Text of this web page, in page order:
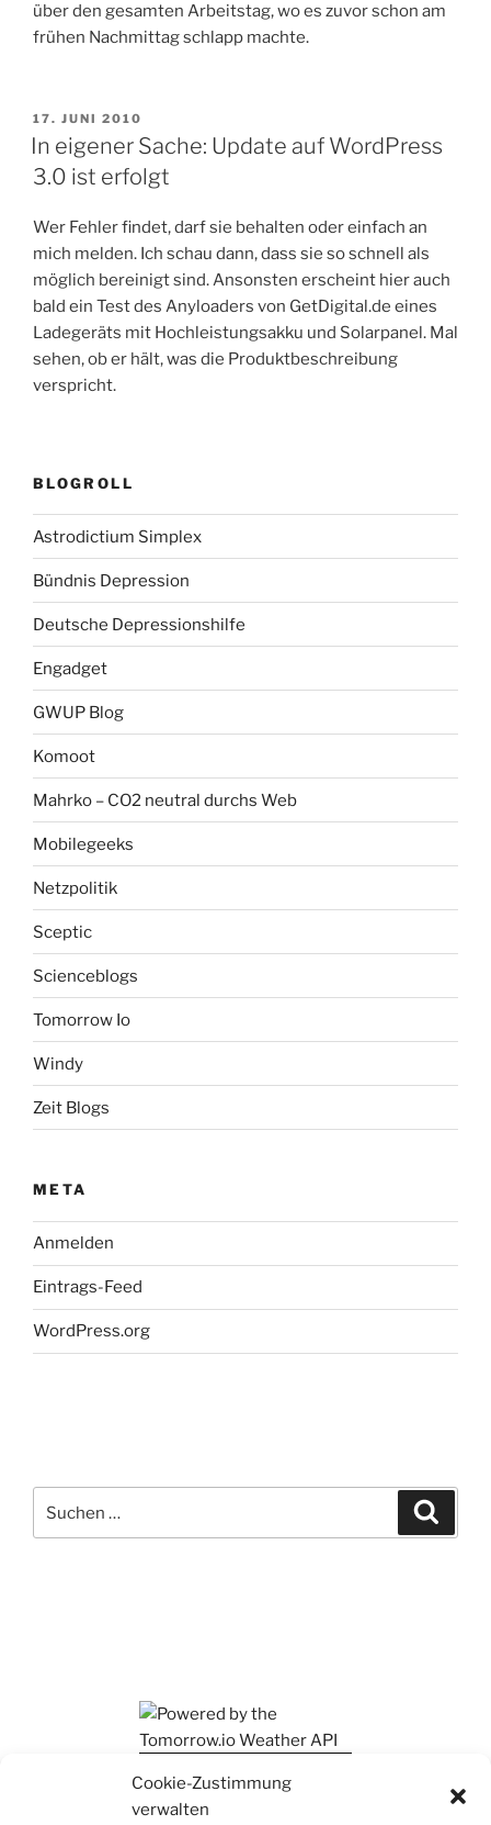
Cookie-Zustimmung
verwalten
über den gesamten Arbeitstag, wo es zuvor schon am
frühen Nachmittag schlapp machte.
VERÖFFENTLICHT
AM
17. JUNI 2010
In eigener Sache: Update auf WordPress
3.0 ist erfolgt
Wer Fehler findet, darf sie behalten oder einfach an
mich melden. Ich schau dann, dass sie so schnell als
möglich bereinigt sind. Ansonsten erscheint hier auch
bald ein Test des Anyloaders von GetDigital.de eines
Ladegeräts mit Hochleistungsakku und Solarpanel. Mal
sehen, ob er hält, was die Produktbeschreibung
verspricht.
BLOGROLL
Astrodictium Simplex
Bündnis Depression
Deutsche Depressionshilfe
Engadget
GWUP Blog
Komoot
Mahrko – CO2 neutral durchs Web
Mobilegeeks
Netzpolitik
Sceptic
Scienceblogs
Tomorrow Io
Windy
Zeit Blogs
META
Anmelden
Eintrags-Feed
WordPress.org
nach: